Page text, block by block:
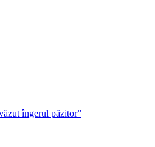
îngerul păzitor”